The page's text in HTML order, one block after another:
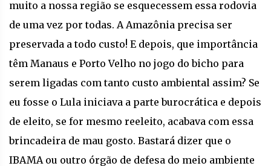
muito a nossa região se esquecessem essa rodovia
de uma vez por todas. A Amazônia precisa ser
preservada a todo custo! E depois, que importância
têm Manaus e Porto Velho no jogo do bicho para
serem ligadas com tanto custo ambiental assim? Se
eu fosse o Lula iniciava a parte burocrática e depois
de eleito, se for mesmo reeleito, acabava com essa
brincadeira de mau gosto. Bastará dizer que o
IBAMA ou outro órgão de defesa do meio ambiente